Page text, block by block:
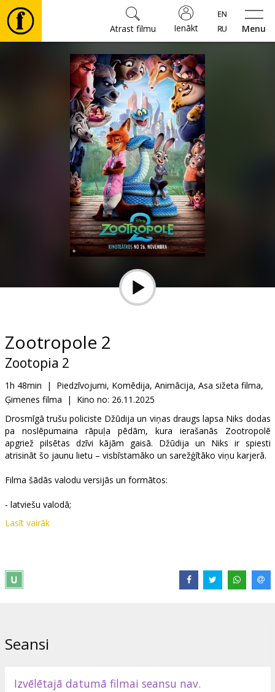
Menu
Ienākt
Atrast filmu
Pasākumi
B2B
Kino
Klubs
Zootropole 2
Zootopia 2
1h 48min |
Piedzīvojumi, Komēdija, Animācija, Asa sižeta filma,
Ģimenes filma
| Kino no: 26.11.2025
Drosmīgā trušu policiste Džūdija un viņas draugs lapsa Niks dodas
pa noslēpumaina rāpuļa pēdām, kura ierašanās Zootropolē
apgriež pilsētas dzīvi kājām gaisā. Džūdija un Niks ir spiesti
atrisināt šo jaunu lietu – visbīstamāko un sarežģītāko viņu karjerā.
Filma šādās valodu versijās un formātos:
- latviešu valodā;
- krievu valodā, ar subtitriem latviešu valodā;
Izplatītājs:
Lasīt vairāk
Seansi
Izvēlētajā datumā filmai seansu nav.